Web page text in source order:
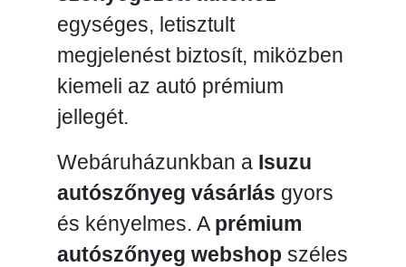
egységes, letisztult
megjelenést biztosít, miközben
kiemeli az autó prémium
jellegét.
Webáruházunkban a Isuzu
autószőnyeg vásárlás gyors
és kényelmes. A prémium
autószőnyeg webshop széles